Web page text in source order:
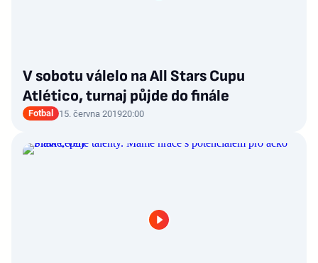
V sobotu válelo na All Stars Cupu
Atlético, turnaj půjde do finále
Fotbal 15. června 201920:00